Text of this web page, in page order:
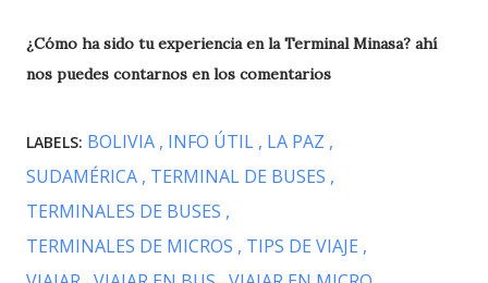
¿Cómo ha sido tu experiencia en la Terminal Minasa? ahí
nos puedes contarnos en los comentarios
LABELS: BOLIVIA INFO ÚTIL LA PAZ
SUDAMÉRICA TERMINAL DE BUSES
TERMINALES DE BUSES
TERMINALES DE MICROS
TIPS DE VIAJE